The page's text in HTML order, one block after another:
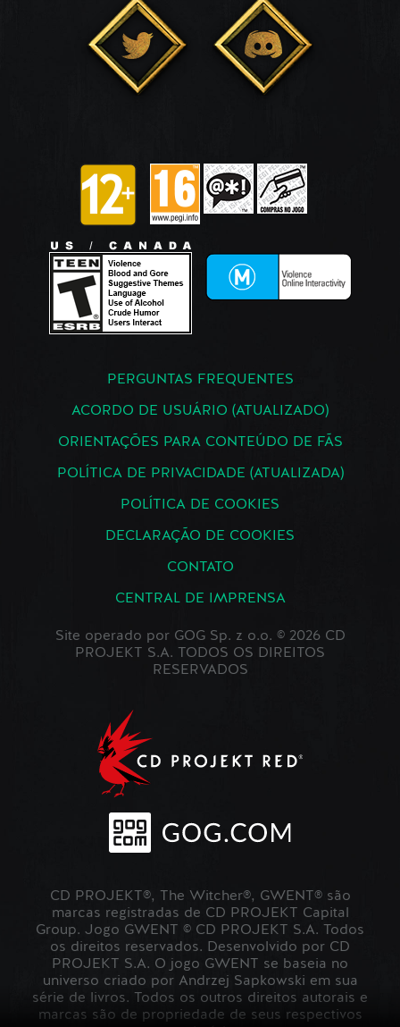
PERGUNTAS FREQUENTES
ACORDO DE USUÁRIO (ATUALIZADO)
ORIENTAÇÕES PARA CONTEÚDO DE FÃS
POLÍTICA DE PRIVACIDADE (ATUALIZADA)
POLÍTICA DE COOKIES
DECLARAÇÃO DE COOKIES
CONTATO
CENTRAL DE IMPRENSA
Site operado por GOG Sp. z o.o. © 2026 CD
PROJEKT S.A. TODOS OS DIREITOS
RESERVADOS
CD PROJEKT®, The Witcher®, GWENT® são
marcas registradas de CD PROJEKT Capital
Group. Jogo GWENT © CD PROJEKT S.A. Todos
os direitos reservados. Desenvolvido por CD
PROJEKT S.A. O jogo GWENT se baseia no
universo criado por Andrzej Sapkowski em sua
série de livros. Todos os outros direitos autorais e
marcas são de propriedade de seus respectivos